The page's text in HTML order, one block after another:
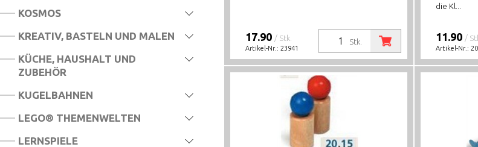
KOSMOS
KREATIV, BASTELN UND MALEN
KÜCHE, HAUSHALT UND
ZUBEHÖR
KUGELBAHNEN
LEGO® THEMENWELTEN
LERNSPIELE
Stk.
17.90 / Stk.
Artikel-Nr.: 23941
die Kl...
11.90 /
Artikel-Nr.: